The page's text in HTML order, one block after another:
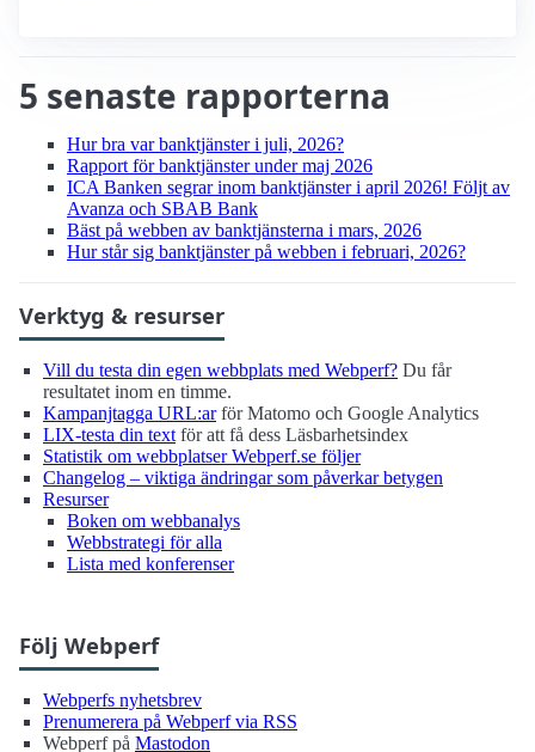
5 senaste rapporterna
Hur bra var bank­tjänster i juli, 2026?
Rapport för bank­tjänster under maj 2026
ICA Banken segrar inom bank­tjänster i april 2026! Följt av
Avanza och SBAB Bank
Bäst på webben av bank­tjänsterna i mars, 2026
Hur står sig bank­tjänster på webben i februari, 2026?
Verktyg & resurser
Vill du testa din egen webbplats med Webperf? Du får
resultatet inom en timme.
Kampanjtagga URL:arför Matomo och Google Analytics
LIX-testa din text för att få dess Läsbarhetsindex
Statistik om webbplatser Webperf.se följer
Changelog – viktiga ändringar som påverkar betygen
Resurser
Boken om webbanalys
Webbstrategi för alla
Lista med konferenser
Följ Webperf
Webperfs nyhetsbrev
Prenumerera på Webperf via RSS
Webperf på Mastodon